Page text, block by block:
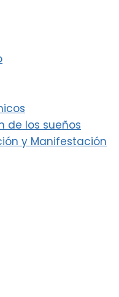
de los sueños
y Manifestación